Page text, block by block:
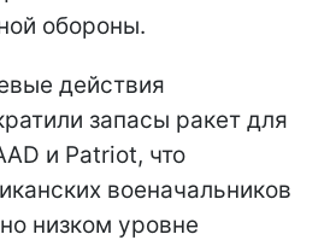
обороны.
действия
запасы ракет для
и Patriot, что
военачальников
низком уровне